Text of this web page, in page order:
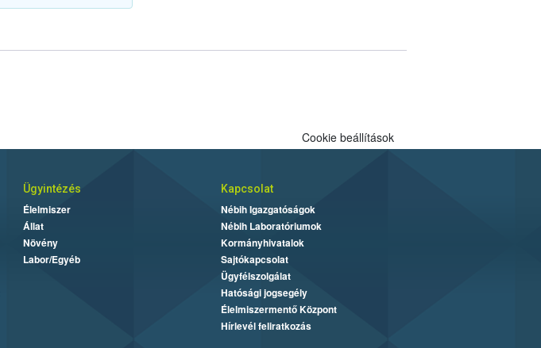
Cookie beállítások
Ügyintézés
Élelmiszer
Állat
Növény
Labor/Egyéb
Kapcsolat
Nébih Igazgatóságok
Nébih Laboratóriumok
Kormányhivatalok
Sajtókapcsolat
Ügyfélszolgálat
Hatósági jogsegély
Élelmiszermentő Központ
Hírlevél feliratkozás